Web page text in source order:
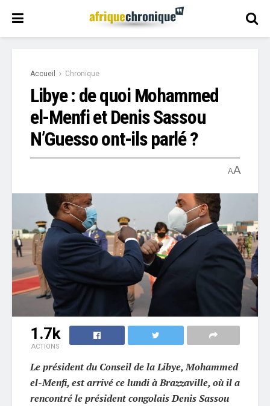
Accueil Chronique
Libye : de quoi Mohammed
el-Menfi et Denis Sassou
N’Guesso ont-ils parlé ?
AA
1.7k
ACTIONS
Le président du Conseil de la Libye, Mohammed
el-Menfi, est arrivé ce lundi à Brazzaville, où il a
rencontré le président congolais Denis Sassou